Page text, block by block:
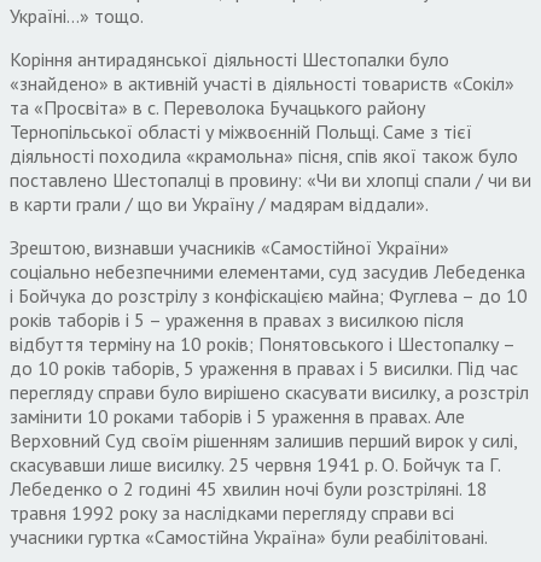
Україні…» тощо.
Коріння антирадянської діяльності Шестопалки було
«знайдено» в активній участі в діяльності товариств «Сокіл»
та «Просвіта» в с. Переволока Бучацького району
Тернопільської області у міжвоєнній Польщі. Саме з тієї
діяльності походила «крамольна» пісня, спів якої також було
поставлено Шестопалці в провину: «Чи ви хлопці спали / чи ви
в карти грали / що ви Україну / мадярам віддали».
Зрештою, визнавши учасників «Самостійної України»
соціально небезпечними елементами, суд засудив Лебеденка
і Бойчука до розстрілу з конфіскацією майна; Фуглева – до 10
років таборів і 5 – ураження в правах з висилкою після
відбуття терміну на 10 років; Понятовського і Шестопалку –
до 10 років таборів, 5 ураження в правах і 5 висилки. Під час
перегляду справи було вирішено скасувати висилку, а розстріл
замінити 10 роками таборів і 5 ураження в правах. Але
Верховний Суд своїм рішенням залишив перший вирок у силі,
скасувавши лише висилку. 25 червня 1941 р. О. Бойчук та Г.
Лебеденко о 2 годині 45 хвилин ночі були розстріляні. 18
травня 1992 року за наслідками перегляду справи всі
учасники гуртка «Самостійна Україна» були реабілітовані.